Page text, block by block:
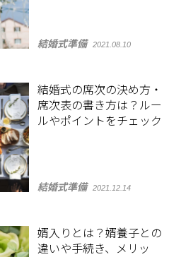
結婚式準備 2021.08.10
結婚式の席次の決め方・
席次表の書き方は？ルー
ルやポイントをチェック
結婚式準備 2021.12.14
婿入りとは？婿養子との
違いや手続き、メリッ